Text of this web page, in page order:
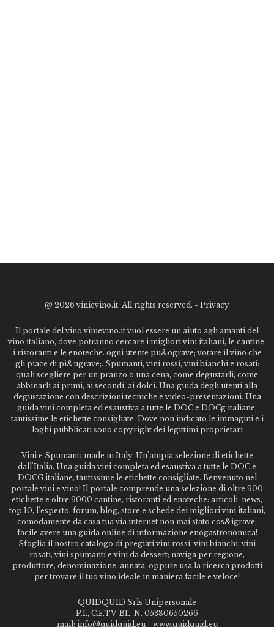
@ 2026 vinievino.it. All rights reserved. - Privacy
Il portale del vino vinievino.it vuol essere un aiuto agli amanti del
vino italiano, dove potranno cercare i migliori vini italiani, le cantine,
i ristoranti e le enoteche. ogni utente pu&ograve; votare il vino che
gli piace di pi&ugrave;. Spumanti, vini rossi, vini bianchi e rosati:
quali scegliere per un pranzo o una cena, come degustarli, come
abbinarli ai primi, ai secondi, ai dolci. Una guida degli utenti alla
degustazione con descrizioni tecniche e video-presentazioni. Una
guida vini completa ed esaustiva a tutte le DOC e DOCg italiane,
tantissime le etichette consigliate. Dove non indicato le immagini e i
loghi pubblicati sono copyright dei legittimi proprietari
Vini e Spumanti made in Italy. Un'ampia selezione di etichette
dall'Italia. Una guida vini completa ed esaustiva a tutte le DOC e
DOCG italiane, tantissime le etichette consigliate. Benvenuto nel
portale vini e vino! Il portale comprende una selezione di oltre 900
etichette e oltre 9000 cantine, ristoranti ed enoteche: articoli, news,
top 10, l'esperto, forum, blog, store e schede dei migliori vini italiani,
comodamente da casa tua via internet non mai stato cos&igrave;
facile avere una guida online di informazione enogastronomica!
Sfoglia il nostro catalogo di pregiati vini rossi, vini bianchi, vini
rosati, vini spumanti e vini da dessert; naviga per regione,
produttore, denominazione, annata, oppure usa la ricerca prodotti
per trovare il tuo vino ideale in maniera facile e veloce!
QUIDQUID Srls Unipersonale
P.I., C.F.TV-BL. N. 05380650266
mail: info@quidquid.eu - www.quidquid.eu